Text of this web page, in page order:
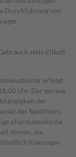
Durchführung von
stets Etikett
erfolgt
Uhr. Der genaue
der
des Spediteurs
pharmazeutische
dienen, die
Klärungen